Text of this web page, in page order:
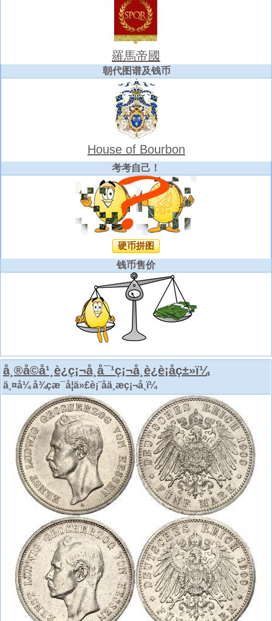
羅馬帝國
朝代图谱及钱币
House of Bourbon
考考自己！
硬币拼图
钱币售价
å¸®å©å¹¸è¿ç¡¬å¸å¯¹ç¡¬å¸è¿è¡åç±»ï¼
ä¸¤å¼ å¾çæ¯å¦ä»£è¡¨åä¸æç¡¬å¸ï¼